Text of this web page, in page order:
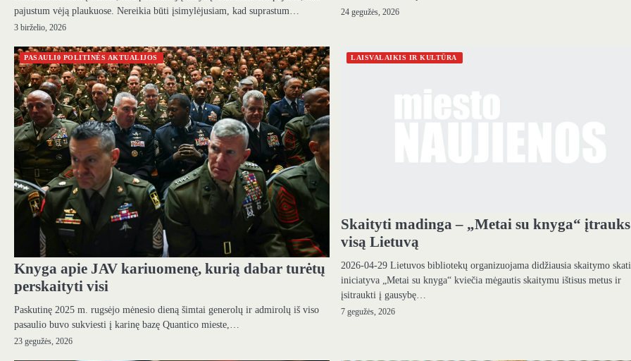
pajustum vėją plaukuose. Nereikia būti įsimylėjusiam, kad suprastum…
3 birželio, 2026
24 gegužės, 2026
PASAULI0 POLITINĖS AKTUALIJOS
Knyga apie JAV kariuomenę, kurią dabar turėtų
perskaityti visi
Paskutinę 2025 m. rugsėjo mėnesio dieną šimtai generolų ir admirolų iš viso
pasaulio buvo sukviesti į karinę bazę Quantico mieste,…
23 gegužės, 2026
LAISVALAIKIS IR KULTŪRA
Skaityti madinga – „Metai su knyga“ įtrauks
visą Lietuvą
2026-04-29 Lietuvos bibliotekų organizuojama didžiausia skaitymo
iniciatyva „Metai su knyga“ kviečia mėgautis skaitymu ištisus metus ir
įsitraukti į gausybę…
7 gegužės, 2026